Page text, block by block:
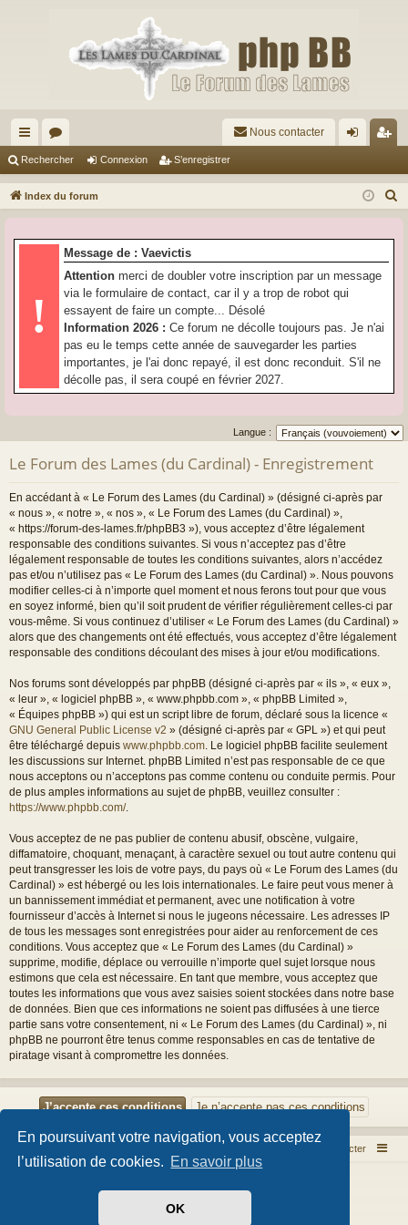
En poursuivant votre navigation, vous acceptez
l’utilisation de cookies. En savoir plus
OK
cc
ès
pi
or
u
s
Nous contacter
ne
on
nr
ist
Rechercher Connexion S’enregistrer
Index du forum
!
Message de : Vaevictis
Attention merci de doubler votre inscription par un message
via le formulaire de contact, car il y a trop de robot qui
essayent de faire un compte... Désolé
Information 2026 : Ce forum ne décolle toujours pas. Je n'ai
pas eu le temps cette année de sauvegarder les parties
importantes, je l'ai donc repayé, il est donc reconduit. S'il ne
décolle pas, il sera coupé en février 2027.
Langue :
Le Forum des Lames (du Cardinal) - Enregistrement
En accédant à « Le Forum des Lames (du Cardinal) » (désigné ci-après par
« nous », « notre », « nos », « Le Forum des Lames (du Cardinal) »,
« https://forum-des-lames.fr/phpBB3 »), vous acceptez d’être légalement
responsable des conditions suivantes. Si vous n’acceptez pas d’être
légalement responsable de toutes les conditions suivantes, alors n’accédez
pas et/ou n’utilisez pas « Le Forum des Lames (du Cardinal) ». Nous pouvons
modifier celles-ci à n’importe quel moment et nous ferons tout pour que vous
en soyez informé, bien qu’il soit prudent de vérifier régulièrement celles-ci par
vous-même. Si vous continuez d’utiliser « Le Forum des Lames (du Cardinal) »
alors que des changements ont été effectués, vous acceptez d’être légalement
responsable des conditions découlant des mises à jour et/ou modifications.
Nos forums sont développés par phpBB (désigné ci-après par « ils », « eux »,
« leur », « logiciel phpBB », « www.phpbb.com », « phpBB Limited »,
« Équipes phpBB ») qui est un script libre de forum, déclaré sous la licence «
GNU General Public License v2 » (désigné ci-après par « GPL ») et qui peut
être téléchargé depuis www.phpbb.com. Le logiciel phpBB facilite seulement
les discussions sur Internet. phpBB Limited n’est pas responsable de ce que
nous acceptons ou n’acceptons pas comme contenu ou conduite permis. Pour
de plus amples informations au sujet de phpBB, veuillez consulter :
https://www.phpbb.com/.
Vous acceptez de ne pas publier de contenu abusif, obscène, vulgaire,
diffamatoire, choquant, menaçant, à caractère sexuel ou tout autre contenu qui
peut transgresser les lois de votre pays, du pays où « Le Forum des Lames (du
Cardinal) » est hébergé ou les lois internationales. Le faire peut vous mener à
un bannissement immédiat et permanent, avec une notification à votre
fournisseur d’accès à Internet si nous le jugeons nécessaire. Les adresses IP
de tous les messages sont enregistrées pour aider au renforcement de ces
conditions. Vous acceptez que « Le Forum des Lames (du Cardinal) »
supprime, modifie, déplace ou verrouille n’importe quel sujet lorsque nous
estimons que cela est nécessaire. En tant que membre, vous acceptez que
toutes les informations que vous avez saisies soient stockées dans notre base
de données. Bien que ces informations ne soient pas diffusées à une tierce
partie sans votre consentement, ni « Le Forum des Lames (du Cardinal) », ni
phpBB ne pourront être tenus comme responsables en cas de tentative de
piratage visant à compromettre les données.
Index du forum Nous contacter
- phpBB 3.3 par MrGaby
Traduit par